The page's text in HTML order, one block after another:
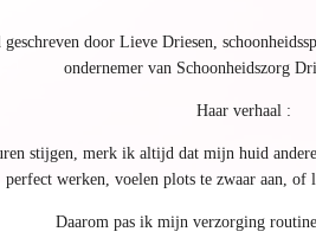
door Lieve Driesen,
ondernemer van Schoonheidszorg
Haar verhaal :
stijgen, merk ik altijd dat mijn huid
perfect werken, voelen plots te zwaar aan,
Daarom pas ik mijn verzorging